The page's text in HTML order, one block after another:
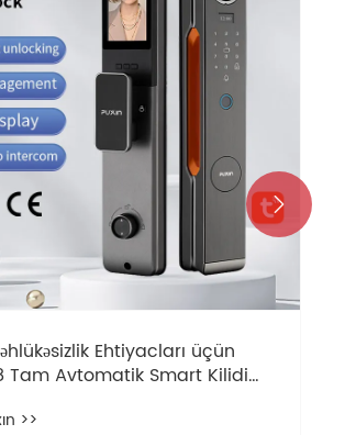
Ehtiyacları üçün
Tam Avtomatik Smart Kilidi
>>
